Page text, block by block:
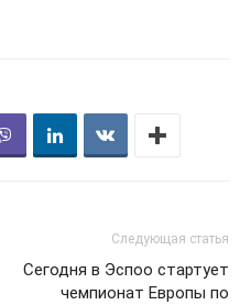
Следующая статья
Сегодня в Эспоо стартует
чемпионат Европы по